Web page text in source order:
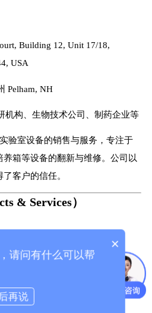
Building 12, Unit 17/18,
USA
Pelham, NH
机构、生物技术公司、制药企业等
验室设备的销售与服务，专注于
箱等设备的翻新与维修。公司以
客户的信任。
& Services）
如 New Brunswick BioFlo 系列
Brunswick Innova 4230
×
请问有什么可以帮
再说